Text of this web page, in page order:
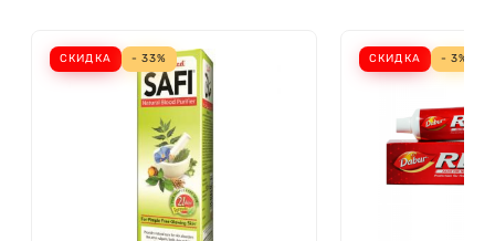
СКИДКА - 33% СКИДКА - 3%